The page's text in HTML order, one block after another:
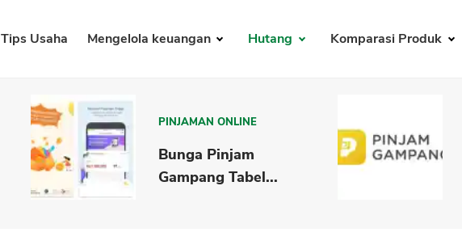
Tips Usaha Mengelola keuangan Hutang Komparasi Produk
PINJAMAN ONLINE
Bunga Pinjam
Gampang Tabel...